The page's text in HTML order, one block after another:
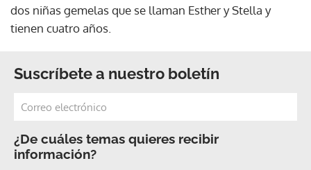
dos niñas gemelas que se llaman Esther y Stella y
tienen cuatro años.
Suscríbete a nuestro boletín
¿De cuáles temas quieres recibir
información?